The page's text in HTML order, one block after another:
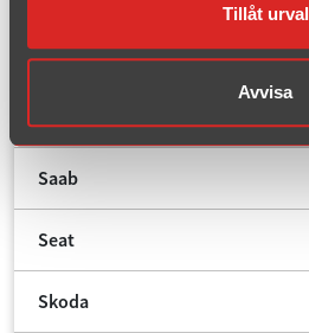
Tillåt urval
Avvisa
Peugeot
Saab
Seat
Skoda